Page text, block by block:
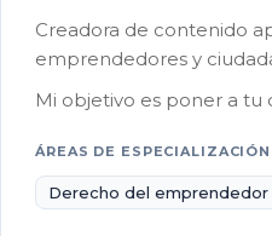
Creadora de contenido
emprendedores y
Mi objetivo es poner a tu
ÁREAS DE ESPECIALIZACIÓN
Derecho del emprendedor